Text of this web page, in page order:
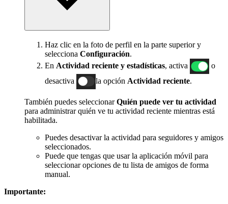
Haz clic en la foto de perfil en la parte superior y
selecciona Configuración.
En Actividad reciente y estadísticas, activa
o
desactiva
la opción Actividad reciente.
También puedes seleccionarQuién puede ver tu actividad
para administrar quién ve tu actividad reciente mientras está
habilitada.
Puedes desactivar la actividad para seguidores y amigos
seleccionados.
Puede que tengas que usar la aplicación móvil para
seleccionar opciones de tu lista de amigos de forma
manual.
Importante: